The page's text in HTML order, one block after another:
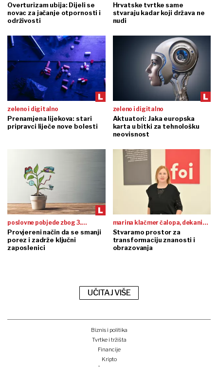
Overturizam ubija: Dijeli se
novac za jačanje otpornosti i
održivosti
Hrvatske tvrtke same
stvaraju kadar koji država ne
nudi
zeleno i digitalno
Prenamjena lijekova: stari
pripravci liječe nove bolesti
zeleno i digitalno
Aktuatori: Jaka europska
karta u bitki za tehnološku
neovisnost
poslovne pobjede zbog 3.
mirovinskog stupa
Provjereni način da se smanji
porez i zadrže ključni
zaposlenici
marina klačmer čalopa, dekanica
foi-ja
Stvaramo prostor za
transformaciju znanosti i
obrazovanja
UČITAJ VIŠE
Biznis i politika
Tvrtke i tržišta
Financije
Kripto